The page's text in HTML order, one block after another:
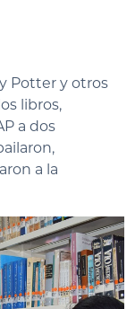
Potter y otros
libros,
a dos
a la